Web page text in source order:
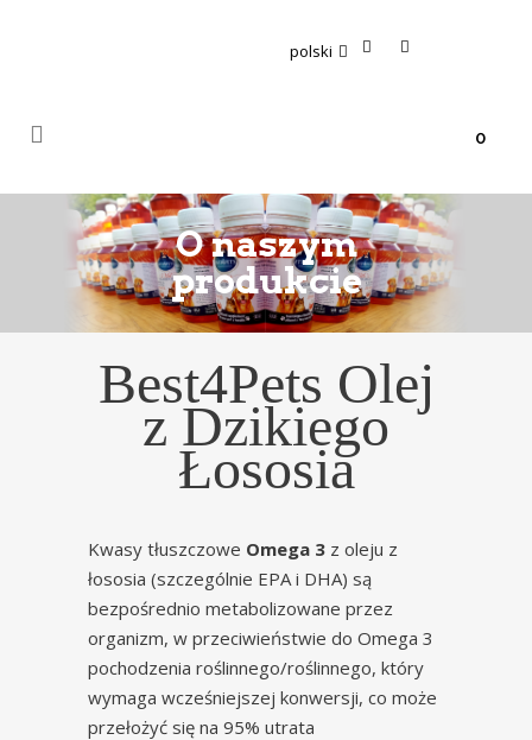
polski
0
O naszym
produkcie
Best4Pets Olej
z Dzikiego
Łososia
Kwasy tłuszczowe Omega 3 z oleju z
łososia (szczególnie EPA i DHA) są
bezpośrednio metabolizowane przez
organizm, w przeciwieństwie do Omega 3
pochodzenia roślinnego/roślinnego, który
wymaga wcześniejszej konwersji, co może
przełożyć się na 95% utrata